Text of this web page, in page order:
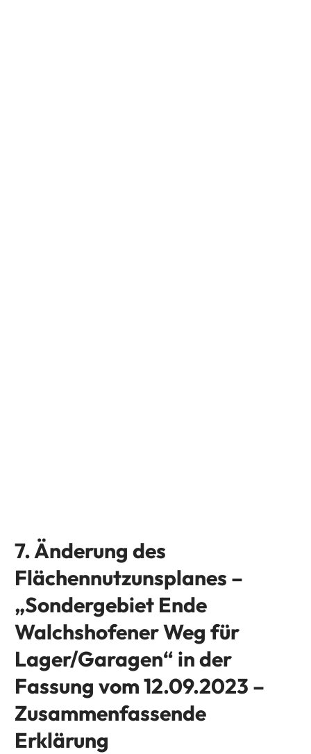
7. Änderung des
Flächennutzunsplanes –
„Sondergebiet Ende
Walchshofener Weg für
Lager/Garagen“ in der
Fassung vom 12.09.2023 –
Zusammenfassende
Erklärung